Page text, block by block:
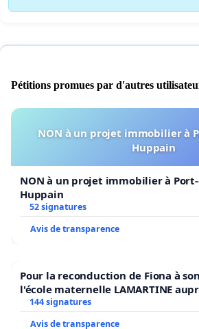
8. Que deviennent les aides
9. À qui profitera cette fusion ?
contribuables ...
Chamois, Gareux et vous tous qui
tripes de montagnards, rejoignez-
pétition
Pétitions promues par d'autres
NON à un projet immobilier à
Huppain
NON à un projet immobilier à Port-
Huppain
52 signatures
Avis de transparence
Pour la reconduction de Fiona à
l'école maternelle LAMARTINE
2026/2027
144 signatures
Avis de transparence